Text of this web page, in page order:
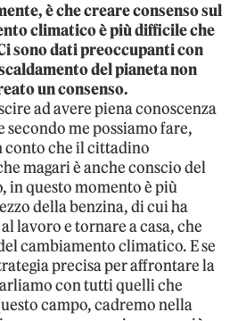
è che creare consenso sul
climatico è più difficile che
sono dati preoccupanti con
del pianeta non
un consenso.
ad avere piena conoscenza
me possiamo fare,
conto che il cittadino
magari è anche conscio del
in questo momento è più
della benzina, di cui ha
lavoro e tornare a casa, che
cambiamento climatico. E se
precisa per affrontare la
con tutti quelli che
campo, cadremo nella